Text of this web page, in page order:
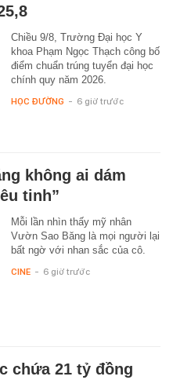
Chiều 9/8, Trường Đại học Y
khoa Phạm Ngọc Thạch công bố
điểm chuẩn trúng tuyển đại học
chính quy năm 2026.
HỌC ĐƯỜNG - 6 giờ trước
không ai dám
tinh”
Mỗi lần nhìn thấy mỹ nhân
Vườn Sao Băng là mọi người lại
bất ngờ với nhan sắc của cô.
CINE - 6 giờ trước
chứa 21 tỷ đồng